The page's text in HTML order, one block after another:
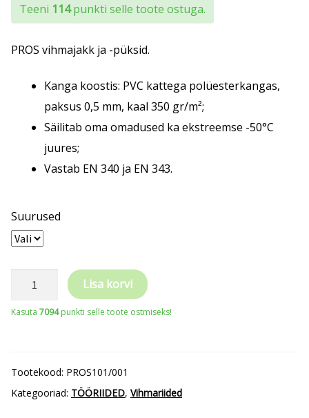
Teeni 114punkti selle toote ostuga.
PROS vihmajakk ja -püksid.
Kanga koostis: PVC kattega polüesterkangas,
paksus 0,5 mm, kaal 350 gr/m²;
Säilitab oma omadused ka ekstreemse -50°C
juures;
Vastab EN 340 ja EN 343.
Suurused
PROS
Lisa korvi
Kasuta 7094punkti selle toote ostmiseks!
Tootekood: PROS101/001
Kategooriad: TÖÖRIIDED, Vihmariided